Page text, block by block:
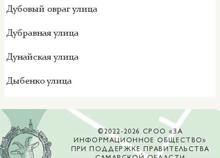
Дубовый овраг улица
Дубравная улица
Дунайская улица
Дыбенко улица
©2022-2026 СРОО «ЗА
ИНФОРМАЦИОННОЕ ОБЩЕСТВО»
ПРИ ПОДДЕРЖКЕ ПРАВИТЕЛЬСТВА